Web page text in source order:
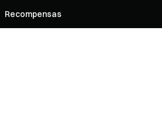
Recompensas